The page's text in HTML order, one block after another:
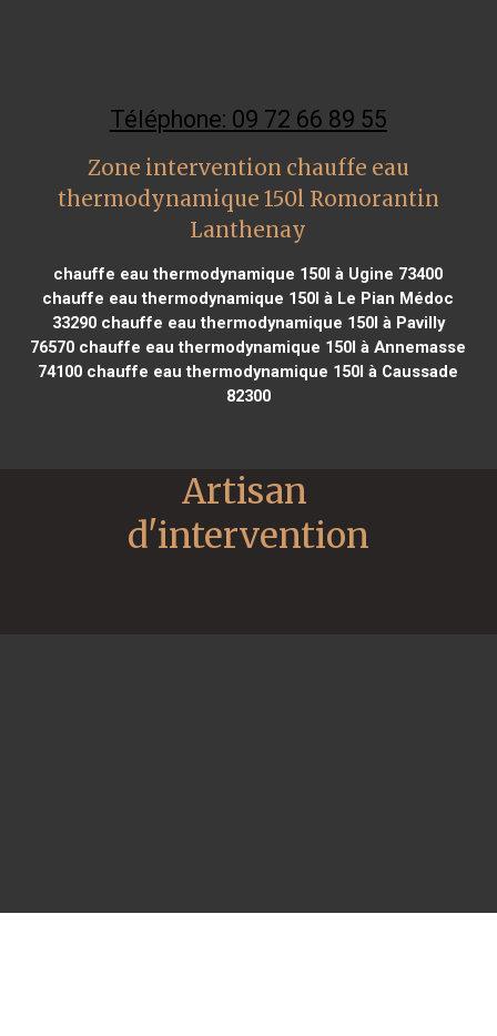
Téléphone: 09 72 66 89 55
Zone intervention chauffe eau
thermodynamique 150l Romorantin
Lanthenay
chauffe eau thermodynamique 150l à Ugine 73400
chauffe eau thermodynamique 150l à Le Pian Médoc
33290chauffe eau thermodynamique 150l à Pavilly
76570 chauffe eau thermodynamique 150l à Annemasse
74100 chauffe eau thermodynamique 150l à Caussade
82300
Artisan
d'intervention